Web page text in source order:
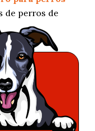
de perros de